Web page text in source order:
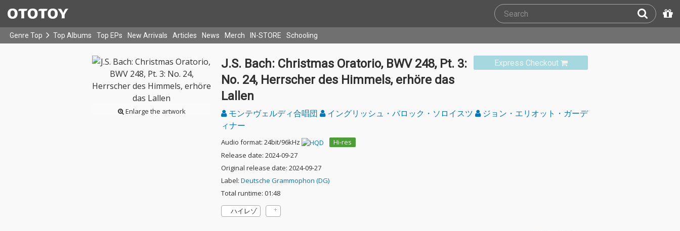
Genre Top Top Albums Top EPs New Arrivals Articles News Merch IN-STORE Schooling
Enlarge the artwork
Express Checkout
J.S. Bach: Christmas Oratorio, BWV 248, Pt. 3:
No. 24, Herrscher des Himmels, erhöre das
Lallen
モンテヴェルディ合唱団 イングリッシュ・バロック・ソロイスツ
ジョン・エリオット・ガーデ
ィナー
Audio format: 24bit/96kHz
Hi-res
Release date: 2024-09-27
Original release date: 2024-09-27
Label: Deutsche Grammophon (DG)
Total runtime: 01:48
ハイレゾ